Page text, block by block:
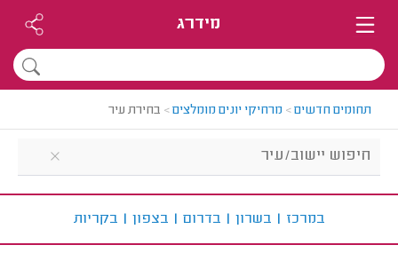
מידרג
תחומים חדשים> מרחיקי יונים מומלצים> בחירת עיר
במרכז | בשרון | בדרום | בצפון | בקריות